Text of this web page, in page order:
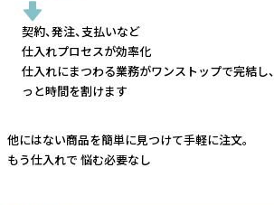
契約、発注、支払いなど
仕入れプロセスが効率化
仕入れにまつわる業務がワンストップで完結し、
っと時間を割けます
他にはない商品を簡単に見つけて手軽に注文。
もう仕入れで 悩む必要なし